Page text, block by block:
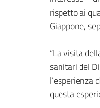
rispetto ai
Giappone,
“La visita
sanitari del
l’esperienza
questa